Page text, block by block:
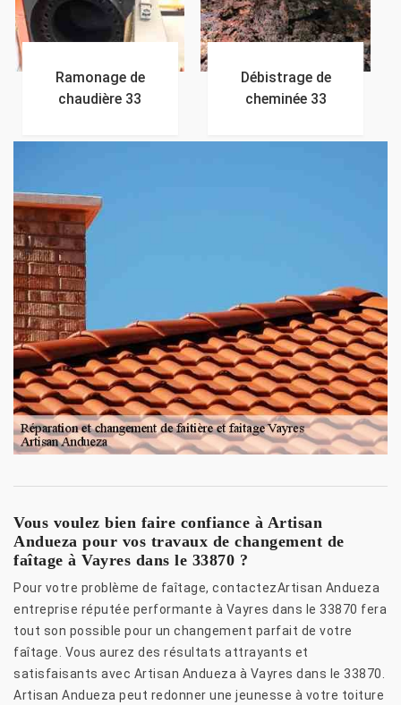
Ramonage de
chaudière 33
Débistrage de
cheminée 33
Vous voulez bien faire confiance à Artisan
Andueza pour vos travaux de changement de
faîtage à Vayres dans le 33870 ?
Pour votre problème de faîtage, contactezArtisan Andueza
entreprise réputée performante à Vayres dans le 33870 fera
tout son possible pour un changement parfait de votre
faîtage. Vous aurez des résultats attrayants et
satisfaisants avec Artisan Andueza à Vayres dans le 33870.
Artisan Andueza peut redonner une jeunesse à votre toiture